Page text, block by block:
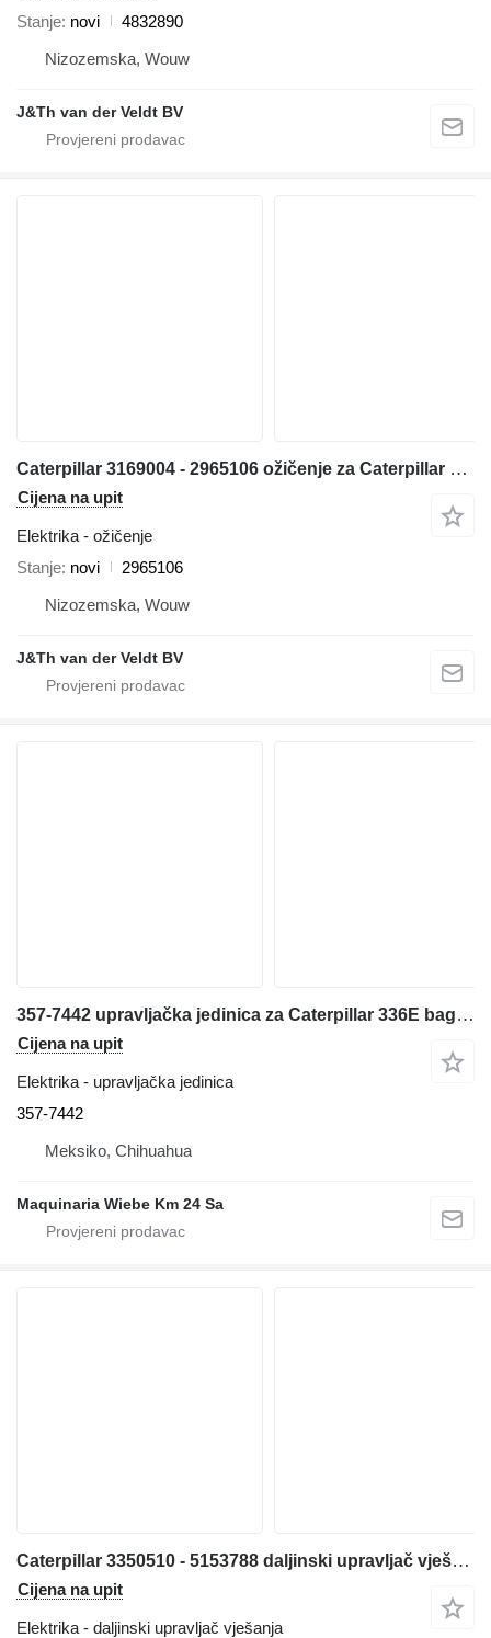
Stanje novi
4832890
Nizozemska, Wouw
J&Th van der Veldt BV
Caterpillar 3169004 - 2965106 ožičenje za Caterpillar 330D 325D 336D bagera
Cijena na upit
Elektrika - ožičenje
Stanje novi
2965106
Nizozemska, Wouw
J&Th van der Veldt BV
357-7442 upravljačka jedinica za Caterpillar 336E bagera
Cijena na upit
Elektrika - upravljačka jedinica
357-7442
Meksiko, Chihuahua
Maquinaria Wiebe Km 24 Sa
Caterpillar 3350510 - 5153788 daljinski upravljač vješanja za Caterpillar 320E 312E 323E 314E 324E 316E 336E 318E 349E 330F 340F 312F 352F 313F 323F 315F 325F 335F 326F 349F bagera
Cijena na upit
Elektrika - daljinski upravljač vješanja